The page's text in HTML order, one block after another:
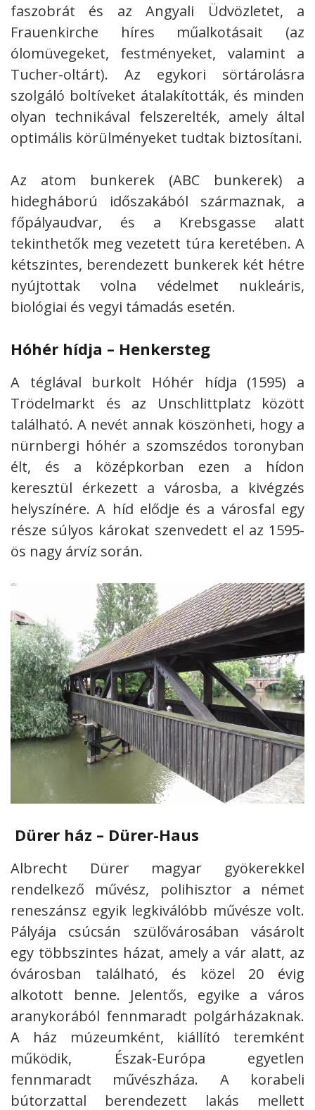
faszobrát és az Angyali Üdvözletet, a
Frauenkirche híres műalkotásait (az
ólomüvegeket, festményeket, valamint a
Tucher-oltárt). Az egykori sörtárolásra
szolgáló boltíveket átalakították, és minden
olyan technikával felszerelték, amely által
optimális körülményeket tudtak biztosítani.
Az atom bunkerek (ABC bunkerek) a
hidegháború időszakából származnak, a
főpályaudvar, és a Krebsgasse alatt
tekinthetők meg vezetett túra keretében. A
kétszintes, berendezett bunkerek két hétre
nyújtottak volna védelmet nukleáris,
biológiai és vegyi támadás esetén.
Hóhér hídja – Henkersteg
A téglával burkolt Hóhér hídja (1595) a
Trödelmarkt és az Unschlittplatz között
található. A nevét annak köszönheti, hogy a
nürnbergi hóhér a szomszédos toronyban
élt, és a középkorban ezen a hídon
keresztül érkezett a városba, a kivégzés
helyszínére. A híd elődje és a városfal egy
része súlyos károkat szenvedett el az 1595-
ös nagy árvíz során.
Dürer ház – Dürer-Haus
Albrecht Dürer magyar gyökerekkel
rendelkező művész, polihisztor a német
reneszánsz egyik legkiválóbb művésze volt.
Pályája csúcsán szülővárosában vásárolt
egy többszintes házat, amely a vár alatt, az
óvárosban található, és közel 20 évig
alkotott benne. Jelentős, egyike a város
aranykorából fennmaradt polgárházaknak.
A ház múzeumként, kiállító teremként
működik, Észak-Európa egyetlen
fennmaradt művészháza. A korabeli
bútorzattal berendezett lakás mellett